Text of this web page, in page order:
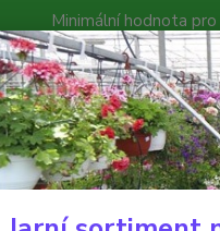
Minimální hodnota
můžete čekat nejpozději
Poradna Kontakty